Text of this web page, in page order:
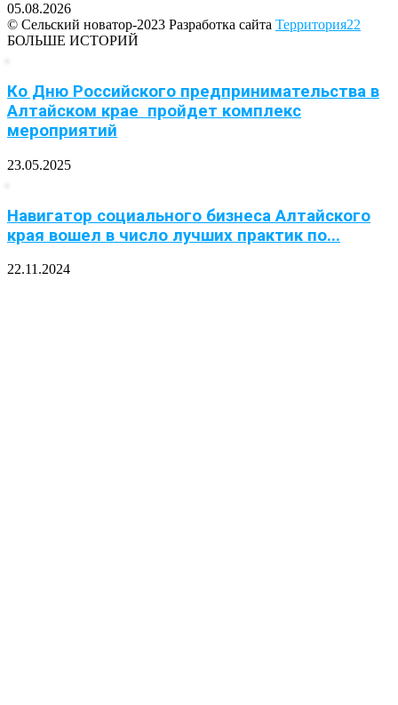
05.08.2026
© Сельский новатор-2023 Разработка сайта Территория22
БОЛЬШЕ ИСТОРИЙ
Ко Дню Российского предпринимательства в
Алтайском крае пройдет комплекс
мероприятий
23.05.2025
Навигатор социального бизнеса Алтайского
края вошел в число лучших практик по...
22.11.2024